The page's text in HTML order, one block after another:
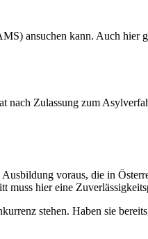
ansuchen kann. Auch hier
nach Zulassung zum
voraus, die in
muss hier eine
stehen. Haben sie